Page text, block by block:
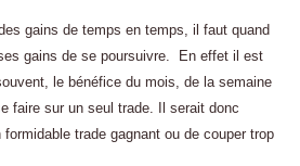
gains de temps en temps, il faut quand
gains de se poursuivre. En effet il est
le bénéfice du mois, de la semaine
faire sur un seul trade. Il serait donc
formidable trade gagnant ou de couper trop